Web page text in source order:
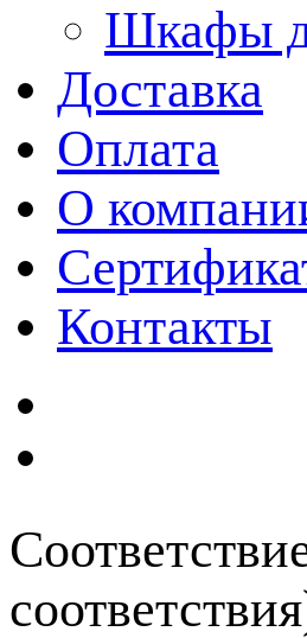
Шкафы
Доставка
Оплата
О
Контакты